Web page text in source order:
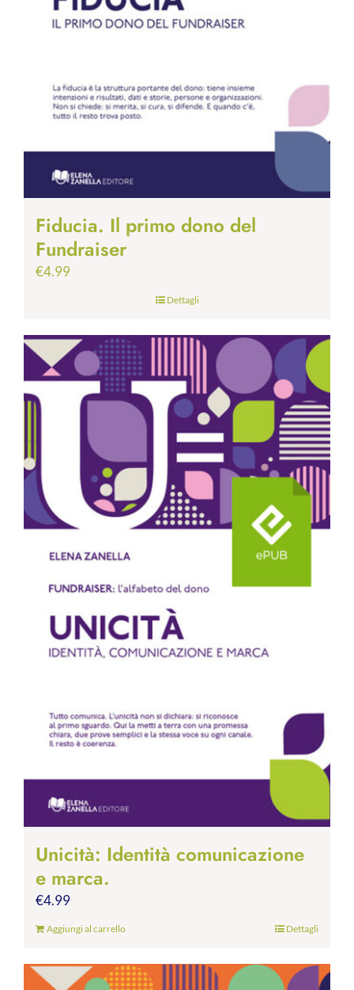
Fiducia. Il primo dono del
Fundraiser
€4.99
Dettagli
Unicità: Identità comunicazione
e marca.
€4.99
Aggiungi al carrello Dettagli